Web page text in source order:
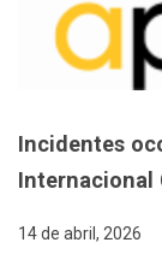
Incidentes
Internacional
14 de abril, 2026